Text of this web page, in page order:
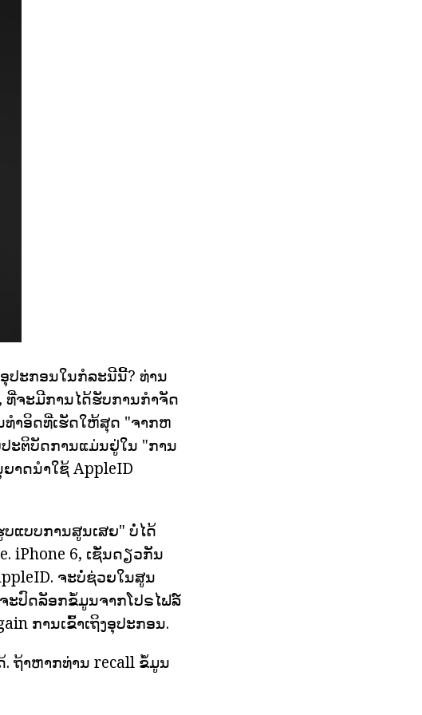
ປະກອນໃນກໍລະນີນີ້? ທ່ານ
ທີ່ຈະມີການໄດ້ຮັບການກໍາຈັດ
ທໍາອິດທີ່ເຮັດໃຫ້ສຸດ "ຈາກຫ
ະຕິບັດການແມ່ນຢູ່ໃນ "ການ
າດນໍາໃຊ້ AppleID
ແບບການສູນເສຍ" ບໍ່ໄດ້
iPhone 6, ເຊັ່ນດຽວກັນ
ຈະບໍ່ຊ່ວຍໃນສູນ
ະປົດລັອກຂໍ້ມູນຈາກໂປຣໄຟລ໌
ການເຂົ້າເຖິງອຸປະກອນ.
. ຖ້າຫາກທ່ານ recall ຂໍ້ມູນ